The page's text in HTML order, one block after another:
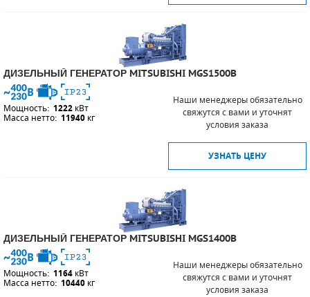
ДИЗЕЛЬНЫЙ ГЕНЕРАТОР MITSUBISHI MGS1500B
Мощность: 1222 кВт
Масса нетто: 11940 кг
Наши менеджеры обязательно
свяжутся с вами и уточнят
условия заказа
УЗНАТЬ ЦЕНУ
ДИЗЕЛЬНЫЙ ГЕНЕРАТОР MITSUBISHI MGS1400B
Мощность: 1164 кВт
Масса нетто: 10440 кг
Наши менеджеры обязательно
свяжутся с вами и уточнят
условия заказа